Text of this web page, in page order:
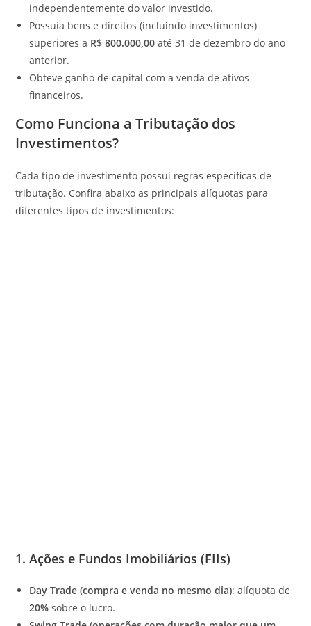
independentemente do valor investido.
Possuía bens e direitos (incluindo investimentos)
superiores a R$ 800.000,00 até 31 de dezembro do ano
anterior.
Obteve ganho de capital com a venda de ativos
financeiros.
Como Funciona a Tributação dos
Investimentos?
Cada tipo de investimento possui regras específicas de
tributação. Confira abaixo as principais alíquotas para
diferentes tipos de investimentos:
1.Ações e Fundos Imobiliários (FIIs)
Day Trade (compra e venda no mesmo dia): alíquota de
20% sobre o lucro.